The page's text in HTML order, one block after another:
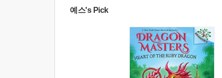
예스's Pick